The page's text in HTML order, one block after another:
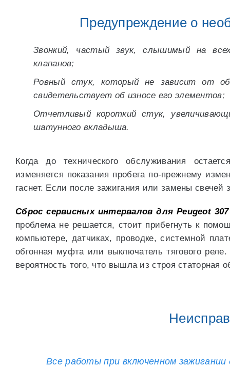
Предупреждение о
Звонкий, частый звук, слышимый на
клапанов;
Ровный стук, который не зависит от
свидетельствует об износе его элементов;
Отчетливый короткий стук,
шатунного вкладыша.
Когда до технического обслуживания
изменяется показания пробега по-прежнему
гаснет. Если после зажигания или замены
Сброс сервисных интервалов для Peugeot 307
проблема не решается, стоит прибегнуть к
компьютере, датчиках, проводке, системной
обгонная муфта или выключатель тягового
вероятность того, что вышла из строя статорная
Все работы при включенном